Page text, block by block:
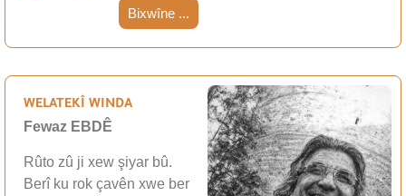
Bixwîne ...
WELATEKÎ WINDA
Fewaz EBDÊ
Rûto zû ji xew şiyar bû.
Berî ku rok çavên xwe ber